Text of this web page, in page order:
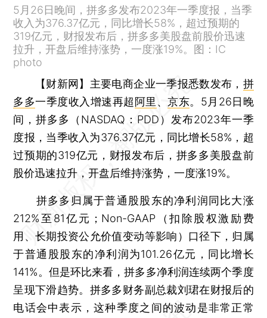
5月26日晚间，拼多多发布2023年一季度报，当季
收入为376.37亿元，同比增长58%，超过预期的
319亿元，财报发布后，拼多多美股盘前股价迅速
拉升，开盘后维持涨势，一度涨19%。图：IC
photo
【财新网】 主要电商企业一季报悉数发布， 拼
多多一季度收入增速再超阿里 、京东。5月26日晚
间，拼多多（NASDAQ：PDD）发布2023年一季
度报，当季收入为376.37亿元，同比增长58%，超
过预期的319亿元，财报发布后，拼多多美股盘前
股价迅速拉升，开盘后维持涨势，一度涨19%。
拼多多归属于普通股股东的净利润同比大涨
212%至81亿元；Non-GAAP（扣除股权激励费
用、长期投资公允价值变动等影响）口径下，归属
于普通股股东的净利润为101.26亿元，同比增长
141%。但是环比来看，拼多多净利润连续两个季度
呈现下滑趋势。拼多多财务副总裁刘珺在财报后的
电话会中表示，这种季度之间的波动是非常正常